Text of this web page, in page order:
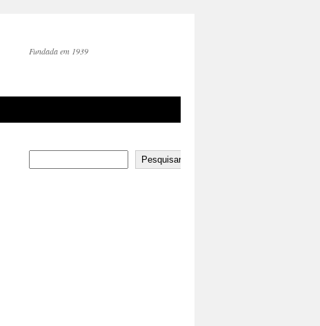
Fundada em 1939
Pesquisar